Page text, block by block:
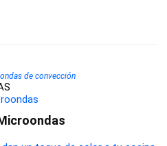
de convección